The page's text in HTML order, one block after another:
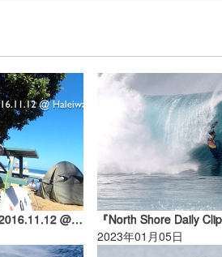
『North Shore Daily Clip』2016.11.12 @ Haleiwa
2023年01月05日